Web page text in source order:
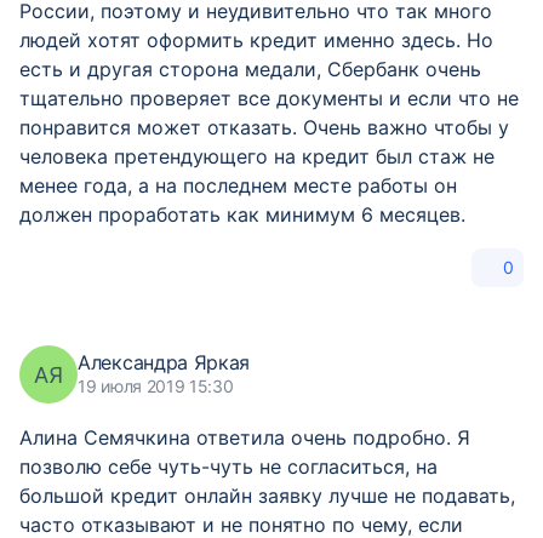
России, поэтому и неудивительно что так много
людей хотят оформить кредит именно здесь. Но
есть и другая сторона медали, Сбербанк очень
тщательно проверяет все документы и если что не
понравится может отказать. Очень важно чтобы у
человека претендующего на кредит был стаж не
менее года, а на последнем месте работы он
должен проработать как минимум 6 месяцев.
0
АЯ Александра Яркая
19 июля 2019 15:30
Алина Семячкина ответила очень подробно. Я
позволю себе чуть-чуть не согласиться, на
большой кредит онлайн заявку лучше не подавать,
часто отказывают и не понятно по чему, если